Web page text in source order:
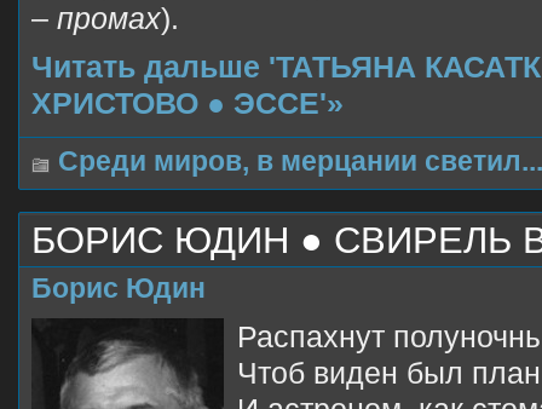
– промах).
Читать дальше 'ТАТЬЯНА
ХРИСТОВО ● ЭССЕ'»
Среди миров, в мерцании светил...
БОРИС ЮДИН ● СВИРЕЛЬ
Борис Юдин
Распахнут
Чтоб виден был